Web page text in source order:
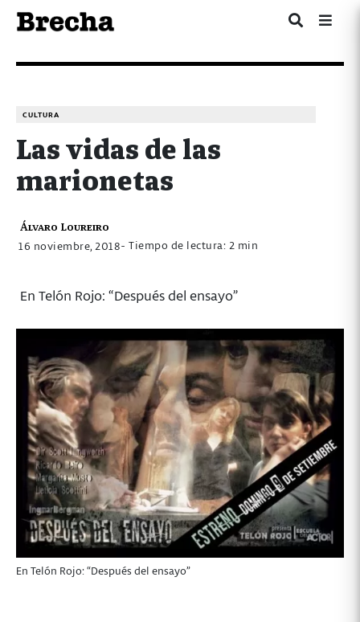
CULTURA
Las vidas de las
marionetas
Álvaro Loureiro
16 noviembre, 2018- Tiempo de lectura: 2 min
En Telón Rojo: “Después del ensayo”
En Telón Rojo: “Después del ensayo”